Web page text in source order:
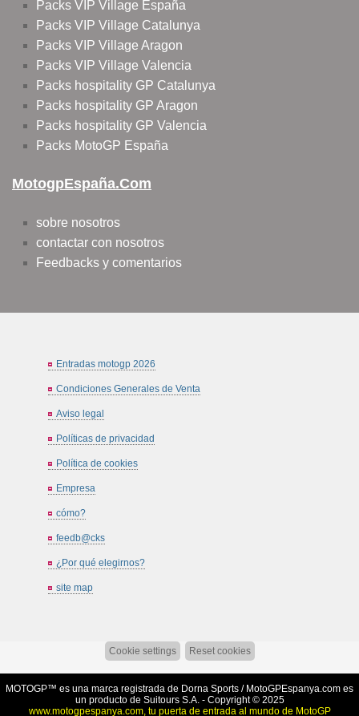
Packs VIP Village España
Packs VIP Village Catalunya
Packs VIP Village Aragon
Packs VIP Village Valencia
Packs hospitality GP Catalunya
Packs hospitality GP Aragon
Packs hospitality GP Valencia
Packs MotoGP España
MotogpEspaña.com
sobre nosotros
contactar con nosotros
Feedbacks y comentarios
Entradas motogp 2026
Condiciones Generales de Venta
Aviso legal
Políticas de privacidad
Política de cookies
Empresa
cómo?
feedb@cks
¿Por qué elegirnos?
site map
Cookie settings Reset cookies
MOTOGP™ es una marca registrada de Dorna Sports / MotoGPEspanya.com es
un producto de Suitours S.A. - Copyright © 2025
www.motogpespanya.com, tu puerta de entrada al mundo de MotoGP